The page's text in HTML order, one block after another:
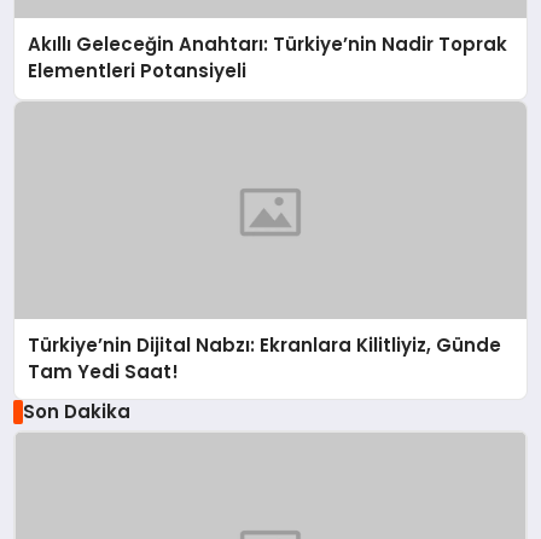
Akıllı Geleceğin Anahtarı: Türkiye’nin Nadir Toprak
Elementleri Potansiyeli
Türkiye’nin Dijital Nabzı: Ekranlara Kilitliyiz, Günde
Tam Yedi Saat!
Son Dakika